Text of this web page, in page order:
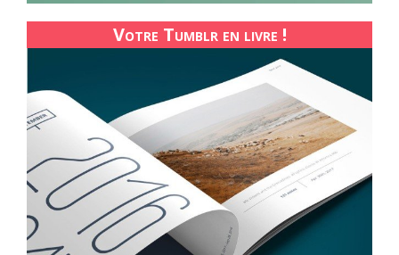
Votre Tumblr en livre !